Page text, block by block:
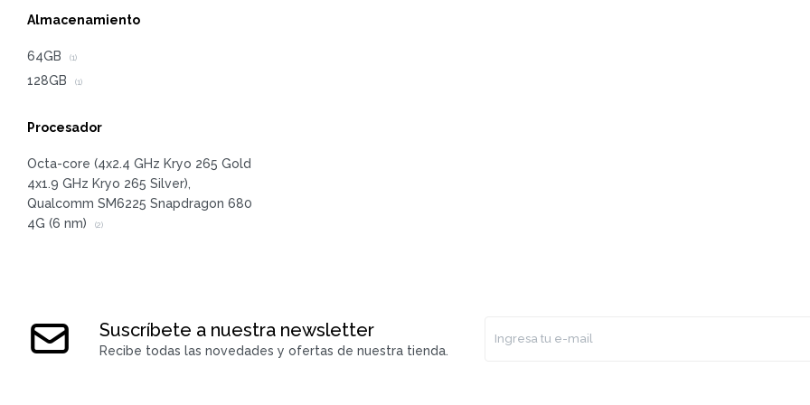
Almacenamiento
64GB (1)
128GB (1)
Procesador
Octa-core (4x2.4 GHz Kryo 265 Gold
4x1.9 GHz Kryo 265 Silver),
Qualcomm SM6225 Snapdragon 680
4G (6 nm)
(2)
Suscríbete a nuestra newsletter
Recibe todas las novedades y ofertas de nuestra tienda.